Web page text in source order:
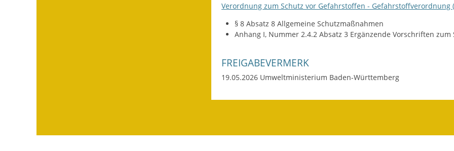
Verordnung zum Schutz vor Gefahrstoffen - Gefahrstoffverordnung
§ 8 Absatz 8 Allgemeine Schutzmaßnahmen
Anhang I, Nummer 2.4.2 Absatz 3 Ergänzende Vorschriften
FREIGABEVERMERK
19.05.2026 Umweltministerium Baden-Württemberg